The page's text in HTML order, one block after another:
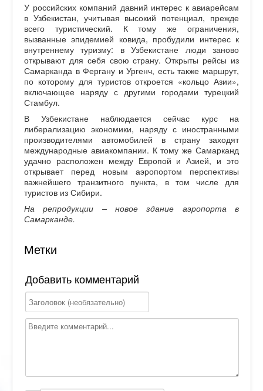
У российских компаний давний интерес к авиарейсам
в Узбекистан, учитывая высокий потенциал, прежде
всего туристический. К тому же ограничения,
вызванные эпидемией ковида, пробудили интерес к
внутреннему туризму: в Узбекистане люди заново
открывают для себя свою страну. Открыты рейсы из
Самарканда в Фергану и Ургенч, есть также маршрут,
по которому для туристов откроется «кольцо Азии»,
включающее наряду с другими городами турецкий
Стамбул.
В Узбекистане наблюдается сейчас курс на
либерализацию экономики, наряду с иностранными
производителями автомобилей в страну заходят
международные авиакомпании. К тому же Самарканд
удачно расположен между Европой и Азией, и это
открывает перед новым аэропортом перспективы
важнейшего транзитного пункта, в том числе для
туристов из Сибири.
На репродукции – новое здание аэропорта в
Самарканде.
Метки
Добавить комментарий